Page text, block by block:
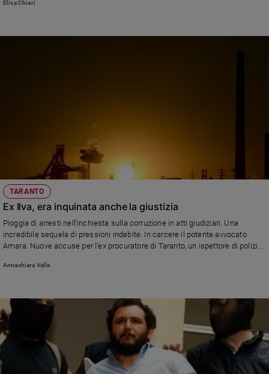
Elisa Chiari
TARANTO
Ex Ilva, era inquinata anche la giustizia
Pioggia di arresti nell'inchiesta sulla corruzione in atti giudiziari. Una
incredibile sequela di pressioni indebite. In carcere il potente avvocato
Amara. Nuove accuse per l'ex procuratore di Taranto, un ispettore di polizia
Annachiara Valle